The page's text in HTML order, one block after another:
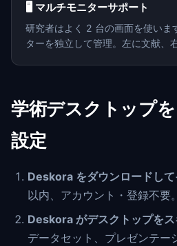
🖥️ マルチモニターサポート
研究者はよく 2 台の画面を使い
ターを独立して管理。左に文献、
学術デスクトップ
設定
Deskora をダウンロードし
以内、アカウント・登録不要。
Deskora がデスクトップを
データセット、プレゼンテー